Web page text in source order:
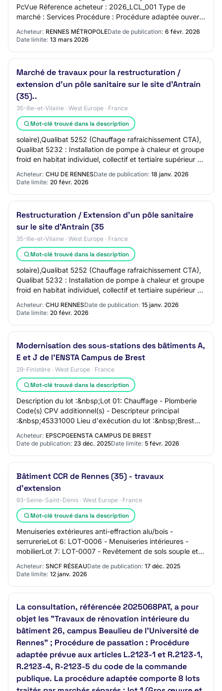
PcVue Réference acheteur : 2026_LCL_001 Type de
marché : Services Procédure : Procédure adaptée ouverte
Technique d'achat : Accord-Cadre Lieu d'exé…
Acheteur: RENNES MÉTROPOLEDate de publication: 6 févr. 2026
Date limite: 13 mars 2026
Marché de travaux pour la restructuration /
extension d'un pôle sanitaire sur le site d'Antrain
(35)..
35-Ille-et-Vilaine · West Europe · France
Mot-clé trouvé dans la description
solaire),Qualibat 5252 (Chauffage rafraichissement CTA),
Qualibat 5232 : Installation de pompe à chaleur et groupe
froid en habitat individuel, collectif et tertiaire supérieur à
Acheteur: CHU DE RENNESDate de publication: 18 janv. 2026
Date limite: 20 févr. 2026
Restructuration / Extension d’un pôle sanitaire
sur le site d’Antrain (35
35-Ille-et-Vilaine · West Europe · France
Mot-clé trouvé dans la description
solaire),Qualibat 5252 (Chauffage rafraichissement CTA),
Qualibat 5232 : Installation de pompe à chaleur et groupe
froid en habitat individuel, collectif et tertiaire supérieur à
Acheteur: CHU RENNESDate de publication: 15 janv. 2026
Date limite: 20 févr. 2026
Modernisation des sous-stations des bâtiments A,
E et J de l'ENSTA Campus de Brest
29-Finistère · West Europe · France
Mot-clé trouvé dans la description
Description du lot :&nbsp;Lot 01: Chauffage - Plomberie
Code(s) CPV additionnel(s) - Descripteur principal
:&nbsp;45331000 Lieu d'exécution du lot :&nbsp;Brest
Acheteur: EPSCPGEENSTA CAMPUS DE BREST
Date de publication: 23 déc. 2025Date limite: 5 févr. 2026
Bâtiment CCR de Rennes (35) - travaux
d'extension
93-Seine-Saint-Denis · West Europe · France
Mot-clé trouvé dans la description
Menuiseries extérieures anti-effraction alu/bois -
serrurerieLot 6: LOT-0006 - Menuiseries intérieures -
mobilierLot 7: LOT-0007 - Revêtement de sols souple et
sol dur - peinture - plâtres - faux pla…
Acheteur: SNCF RÉSEAUDate de publication: 17 déc. 2025
Date limite: 12 janv. 2026
La consultation, référencée 2025068PAT, a pour
objet les "Travaux de rénovation intérieure du
bâtiment 26, campus Beaulieu de l’Université de
Rennes" ; Procédure de passation : Procédure
adaptée prévue aux articles L.2123-1 et R.2123-1,
R.2123-4, R-2123-5 du code de la commande
publique. La procédure adaptée comporte 8 lots